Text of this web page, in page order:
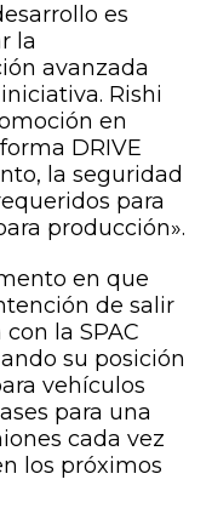
es
la
avanzada
Rishi
en
DRIVE
la seguridad
para
producción».
en que
de salir
la SPAC
su posición
vehículos
para una
cada vez
los próximos